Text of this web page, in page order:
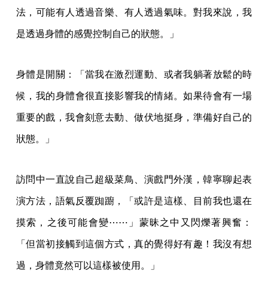
法，可能有人透過音樂、有人透過氣味。對我來說，我
是透過身體的感覺控制自己的狀態。」
身體是開關：「當我在激烈運動、或者我躺著放鬆的時
候，我的身體會很直接影響我的情緒。如果待會有一場
重要的戲，我會刻意去動、做伏地挺身，準備好自己的
狀態。」
訪問中一直說自己超級菜鳥、演戲門外漢，韓寧聊起表
演方法，語氣反覆踟躕，「或許是這樣、目前我也還在
摸索，之後可能會變⋯⋯」蒙昧之中又閃爍著興奮：
「但當初接觸到這個方式，真的覺得好有趣！我沒有想
過，身體竟然可以這樣被使用。」